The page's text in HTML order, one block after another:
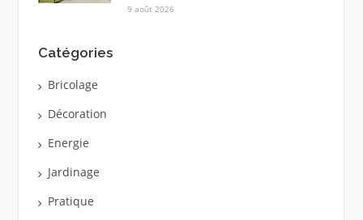
9 août 2026
Catégories
Bricolage
Décoration
Energie
Jardinage
Pratique